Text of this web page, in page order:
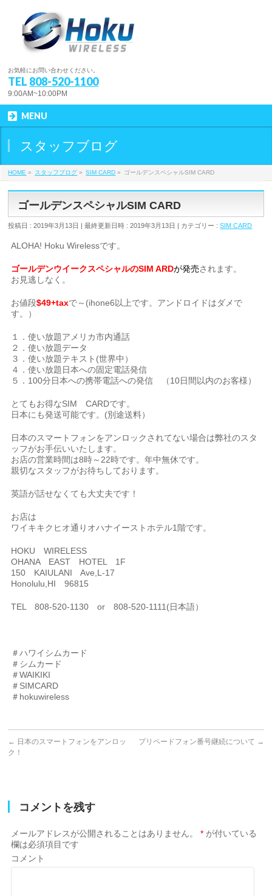
お気軽にお問い合わせください。
TEL 808-520-1100
9:00AM~10:00PM
MENU
スタッフブログ
HOME » スタッフブログ » SIM CARD » ゴールデンスペシャルSIM CARD
ゴールデンスペシャルSIM CARD
投稿日 : 2019年3月13日 最終更新日時 : 2019年3月13日 カテゴリー :SIM CARD
ALOHA! Hoku Wirelessです。
ゴールデンウイークスペシャルのSIMARDが発売されます。
お見逃しなく。
お値段$49+taxで～(ihone6以上です。アンドロイドはダメで
す。）
１．使い放題アメリカ市内通話
２．使い放題データ
３．使い放題テキスト(世界中）
４．使い放題日本への固定電話発信
５．100分日本への携帯電話への発信 （10日間以内のお客様）
とてもお得なSIM CARDです。
日本にも発送可能です。(別途送料）
日本のスマートフォンをアンロックされてない場合は弊社のスタ
ッフがお手伝いいたします。
お店の営業時間は8時～22時です。年中無休です。
親切なスタッフがお待ちしております。
英語が話せなくても大丈夫です！
お店は
ワイキキクヒオ通りオハナイーストホテル1階です。
HOKU WIRELESS
OHANA EAST HOTEL 1F
150 KAIULANI Ave,L-17
Honolulu,HI 96815
TEL 808-520-1130 or 808-520-1111(日本語）
＃ハワイシムカード
＃シムカード
＃WAIKIKI
＃SIMCARD
＃hokuwireless
← 日本のスマートフォンをアンロッ
ク！
プリペードフォン番号継続について →
コメントを残す
メールアドレスが公開されることはありません。 * が付いている
欄は必須項目です
コメント